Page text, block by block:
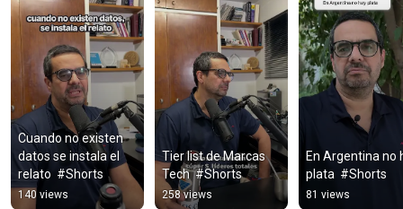
Cuando no existen
datos se instala el
relato  #Shorts
140 views
Tier list de Marcas
Tech  #Shorts
258 views
En Argentina no
plata  #Shorts
81 views